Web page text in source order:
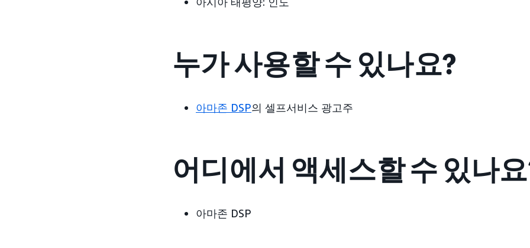
누가 사용할 수 있나요?
아마존 DSP의 셀프서비스 광고주
어디에서 액세스할 수 있나
아마존 DSP